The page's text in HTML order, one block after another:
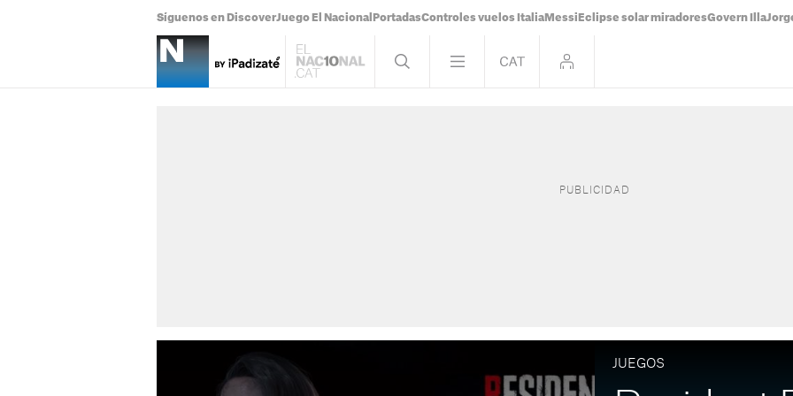
Síguenos en DiscoverJuego El Nacional PortadasControles vuelos Italia Messi Eclipse solar miradoresGovern Illa
JUEGOS